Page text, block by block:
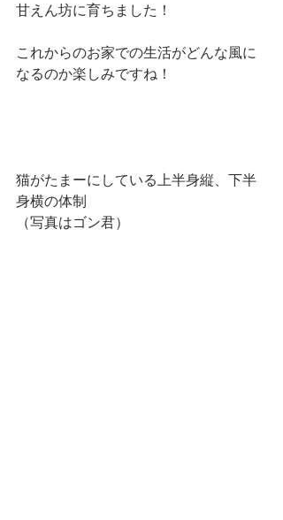
甘えん坊に育ちました！
これからのお家での生活がどんな風に
なるのか楽しみですね！
猫がたまーにしている上半身縦、下半
身横の体制
（写真はゴン君）